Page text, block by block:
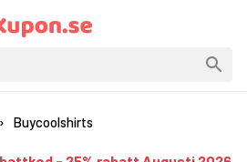
Buycoolshirts